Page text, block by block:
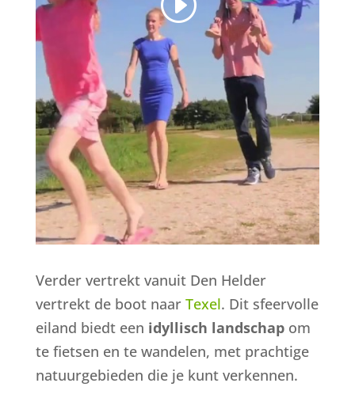
Verder vertrekt vanuit Den Helder
vertrekt de boot naar Texel. Dit sfeervolle
eiland biedt een idyllisch landschap om
te fietsen en te wandelen, met prachtige
natuurgebieden die je kunt verkennen.